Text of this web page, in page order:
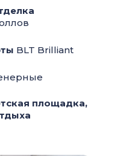
BLT Brilliant
площадка,